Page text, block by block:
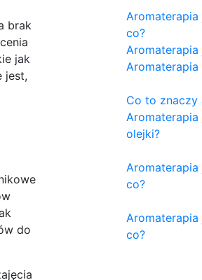
brak
jak
jest,
do
co?
Co to znaczy
olejki?
co?
co?